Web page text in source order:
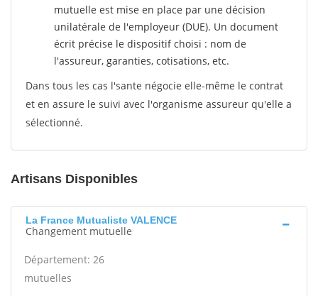
mutuelle est mise en place par une décision
unilatérale de l'employeur (DUE). Un document
écrit précise le dispositif choisi : nom de
l'assureur, garanties, cotisations, etc.
Dans tous les cas l'sante négocie elle-même le contrat
et en assure le suivi avec l'organisme assureur qu'elle a
sélectionné.
Artisans Disponibles
La France Mutualiste VALENCE
Changement mutuelle
Département: 26
mutuelles